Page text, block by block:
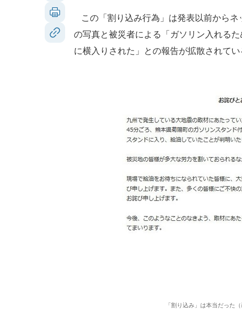
この「割り込み行為」は発表以前から
の写真と被災者による「ガソリン入れる
に横入りされた」との報告が拡散されてい
「割り込み」は本当だった